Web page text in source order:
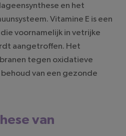
en het
Vitamine E is een
voornamelijk in vetrijke
aangetroffen. Het
tegen oxidatieve
van een gezonde
van